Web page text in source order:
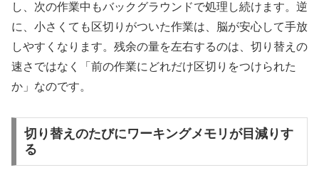
し、次の作業中もバックグラウンドで処理し続けます。逆
に、小さくても区切りがついた作業は、脳が安心して手放
しやすくなります。残余の量を左右するのは、切り替えの
速さではなく「前の作業にどれだけ区切りをつけられた
か」なのです。
切り替えのたびにワーキングメモリが目減りす
る